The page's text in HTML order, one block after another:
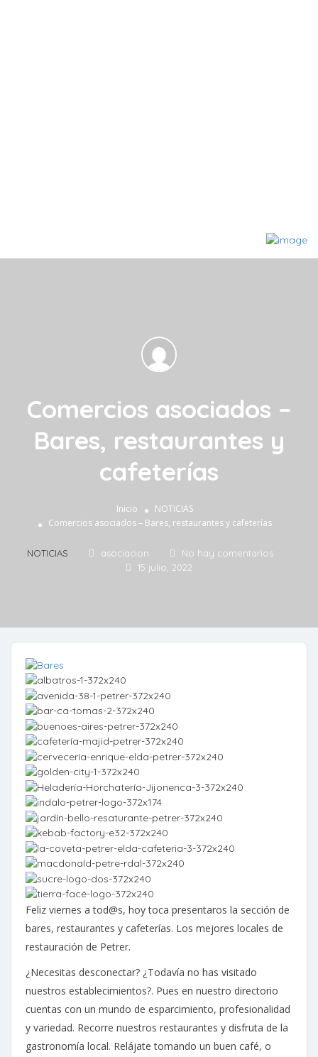
Comercios asociados –
Bares, restaurantes y
cafeterías
Inicio
NOTICIAS
Comercios asociados – Bares, restaurantes y cafeterías
NOTICIAS asociacion
No hay comentarios
15 julio, 2022
Feliz viernes a tod@s, hoy toca presentaros la sección de
bares, restaurantes y cafeterías. Los mejores locales de
restauración de Petrer.
¿Necesitas desconectar? ¿Todavía no has visitado
nuestros establecimientos?. Pues en nuestro directorio
cuentas con un mundo de esparcimiento, profesionalidad
y variedad. Recorre nuestros restaurantes y disfruta de la
gastronomía local. Relájate tomando un buen café, o